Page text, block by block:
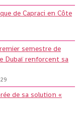
de Capraci en Côte
semestre de
Dubaï renforcent sa
de sa solution «